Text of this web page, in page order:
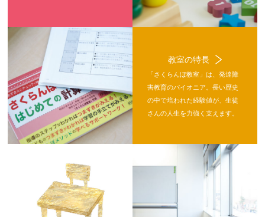
教室の特長
「さくらんぼ教室」は、発達障
害教育のパイオニア。長い歴史
の中で培われた経験値が、生徒
さんの人生を力強く支えます。